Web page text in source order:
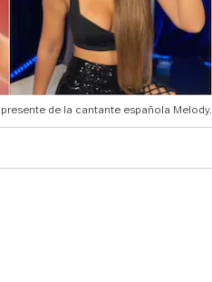
de la cantante española Melody.